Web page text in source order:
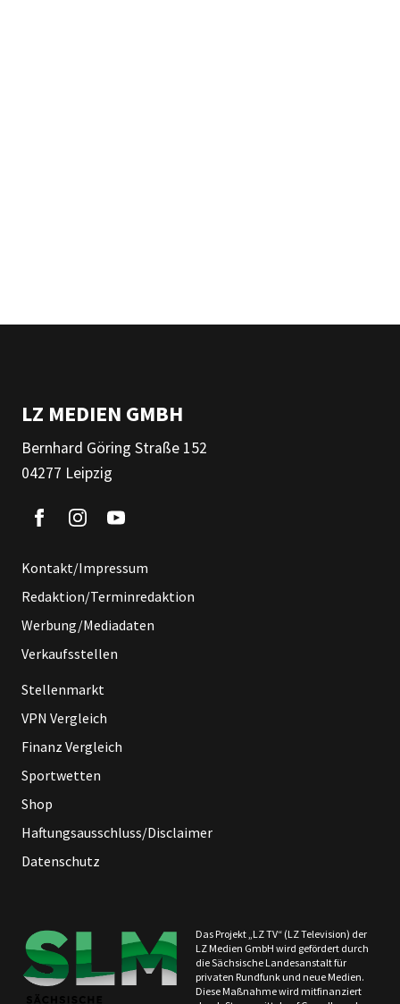
LZ MEDIEN GMBH
Bernhard Göring Straße 152
04277 Leipzig
Kontakt/Impressum
Redaktion/Terminredaktion
Werbung/Mediadaten
Verkaufsstellen
Stellenmarkt
VPN Vergleich
Finanz Vergleich
Sportwetten
Shop
Haftungsausschluss/Disclaimer
Datenschutz
Das Projekt „LZ TV“ (LZ Television) der
LZ Medien GmbH wird gefördert durch
die Sächsische Landesanstalt für
privaten Rundfunk und neue Medien.
Diese Maßnahme wird mitfinanziert